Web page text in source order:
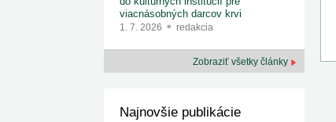
viacnásobných darcov krvi
1. 7. 2026 redakcia
Zobraziť všetky články
Najnovšie publikácie